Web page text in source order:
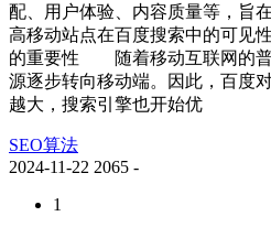
配、用户体验、内容质量等，旨
高移动站点在百度搜索中的可
的重要性 随着移动互联网的普
源逐步转向移动端。因此，百度
越大，搜索引擎也开始优
SEO算法
2024-11-22 2065 -
1